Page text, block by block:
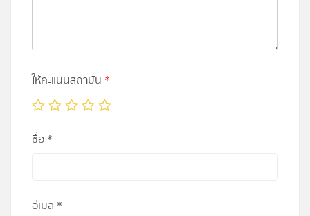
ให้คะแนนสถาบัน *
ชื่อ*
อีเมล *